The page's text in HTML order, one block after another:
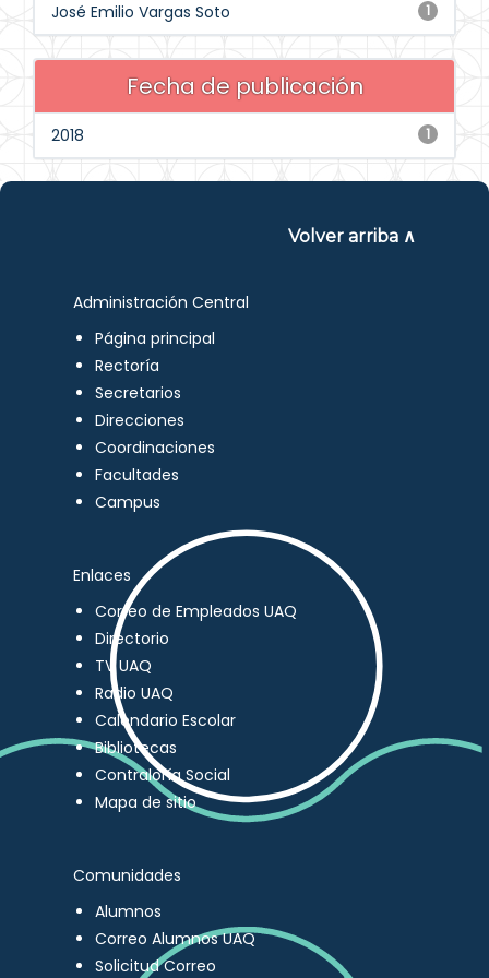
1
José Emilio Vargas Soto
Fecha de publicación
1
2018
Volver arriba ∧
Administración Central
Página principal
Rectoría
Secretarios
Direcciones
Coordinaciones
Facultades
Campus
Enlaces
Correo de Empleados UAQ
Directorio
TV UAQ
Radio UAQ
Calendario Escolar
Bibliotecas
Contraloría Social
Mapa de sitio
Comunidades
Alumnos
Correo Alumnos UAQ
Solicitud Correo